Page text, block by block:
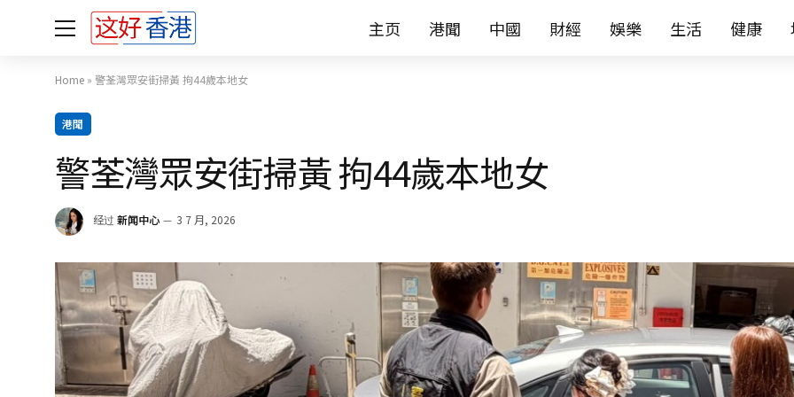
主页 港聞 中國 財經 娛樂 生活 健康
Home » 警荃灣眾安街掃黃 拘44歲本地女
港聞
警荃灣眾安街掃黃 拘44歲本地女
经过 新闻中心 3 7 月, 2026